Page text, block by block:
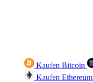
Kaufen Bitcoin
Kaufen Ethereum